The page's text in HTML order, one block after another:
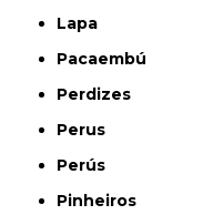
Lapa
Pacaembú
Perdizes
Perus
Perús
Pinheiros